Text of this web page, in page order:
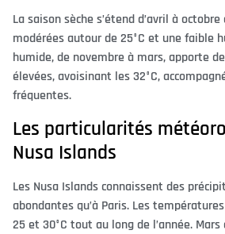
La saison sèche s’étend d’avril à
modérées autour de 25°C et une faible
humide, de novembre à mars, apporte
élevées, avoisinant les 32°C,
fréquentes.
Les particularités
Nusa Islands
Les Nusa Islands connaissent des
abondantes qu’à Paris. Les
25 et 30°C tout au long de l’année.